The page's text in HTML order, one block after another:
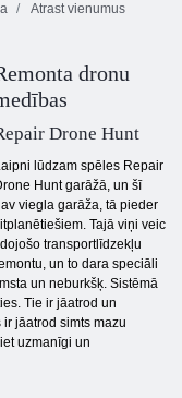
Atrast vienumus
dronu
Drone Hunt
lūdzam spēles Repair
Hunt garāžā, un šī
viegla garāža, tā pieder
Tajā viņi veic
transportlīdzekļu
un to dara speciāli
un neburkšķ. Sistēmā
Tie ir jāatrod un
jāatrod simts mazu
uzmanīgi un